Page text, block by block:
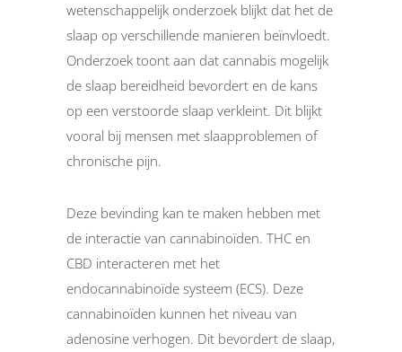
wetenschappelijk onderzoek blijkt dat het de
slaap op verschillende manieren beïnvloedt.
Onderzoek toont aan dat cannabis mogelijk
de slaap bereidheid bevordert en de kans
op een verstoorde slaap verkleint. Dit blijkt
vooral bij mensen met slaapproblemen of
chronische pijn.
Deze bevinding kan te maken hebben met
de interactie van cannabinoïden. THC en
CBD interacteren met het
endocannabinoïde systeem (ECS). Deze
cannabinoïden kunnen het niveau van
adenosine verhogen. Dit bevordert de slaap,